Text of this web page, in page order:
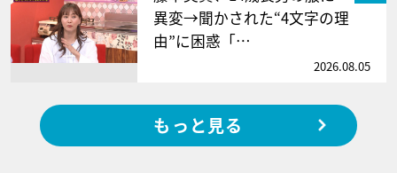
異変→聞かされた“4文字の理
由”に困惑「…
2026.08.05
もっと見る